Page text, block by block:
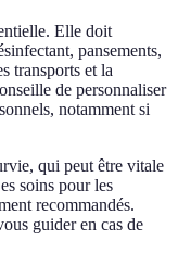
Elle doit
pansements,
transports et la
de personnaliser
notamment si
qui peut être vitale
soins pour les
recommandés.
guider en cas de